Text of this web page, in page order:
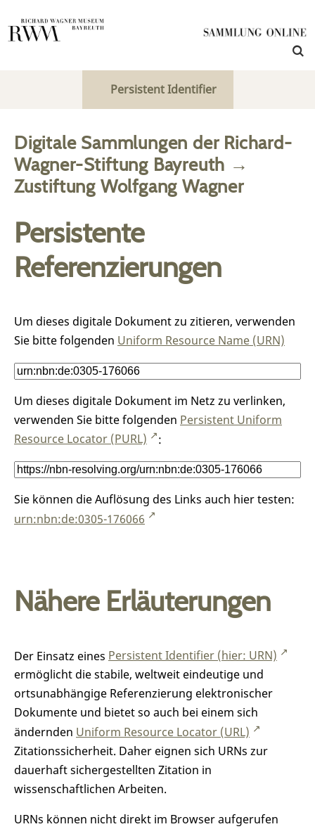
Persistent Identifier
Digitale Sammlungen der Richard-
Wagner-Stiftung Bayreuth →
Zustiftung Wolfgang Wagner
Persistente
Referenzierungen
Um dieses digitale Dokument zu zitieren, verwenden
Sie bitte folgenden Uniform Resource Name (URN)
Um dieses digitale Dokument im Netz zu verlinken,
verwenden Sie bitte folgenden Persistent Uniform
Resource Locator (PURL)
:
Sie können die Auflösung des Links auch hier testen:
urn:nbn:de:0305-176066
Nähere Erläuterungen
Der Einsatz eines Persistent Identifier (hier: URN)
ermöglicht die stabile, weltweit eindeutige und
ortsunabhängige Referenzierung elektronischer
Dokumente und bietet so auch bei einem sich
ändernden Uniform Resource Locator (URL)
Zitationssicherheit. Daher eignen sich URNs zur
dauerhaft sichergestellten Zitation in
wissenschaftlichen Arbeiten.
URNs können nicht direkt im Browser aufgerufen